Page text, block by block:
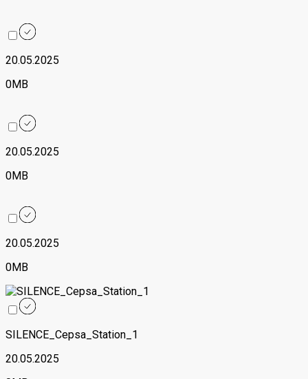
20.05.2025
0MB
20.05.2025
0MB
20.05.2025
0MB
SILENCE_Cepsa_Station_1
20.05.2025